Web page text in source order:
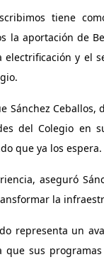
tiene
la aportación de
y el
Sánchez
del Colegio en
que ya los espera.
aseguró
la
representa un
que sus